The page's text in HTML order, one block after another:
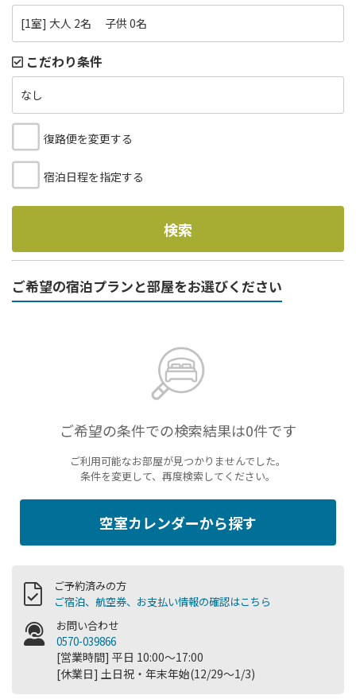
[1室] 大人 2名 子供 0名
こだわり条件
なし
復路便を変更する
宿泊日程を指定する
検索
ご希望の宿泊プランと部屋をお選びください
ご希望の条件での検索結果は0件です
ご利用可能なお部屋が見つかりませんでした。
条件を変更して、再度検索してください。
空室カレンダーから探す
ご予約済みの方
ご宿泊、航空券、お支払い情報の確認はこちら
お問い合わせ
0570-039866
[営業時間] 平日 10:00～17:00
[休業日] 土日祝・年末年始(12/29～1/3)